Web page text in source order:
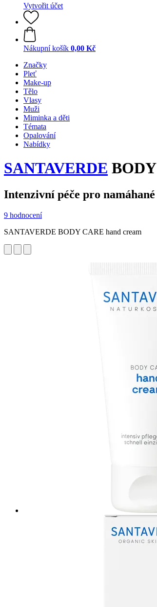
Vytvořit účet
Nákupní košík 0,00 Kč
Značky
Pleť
Make-up
Tělo
Vlasy
Muži
Miminka a děti
Témata
Opalování
Nabídky
SANTAVERDE
Intenzivní péče pro
9 hodnocení
SANTAVERDE BODY CARE hand cream